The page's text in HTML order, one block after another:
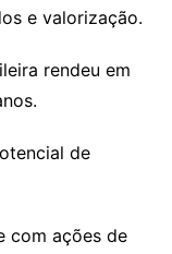
e valorização.
rendeu em
de
com ações de